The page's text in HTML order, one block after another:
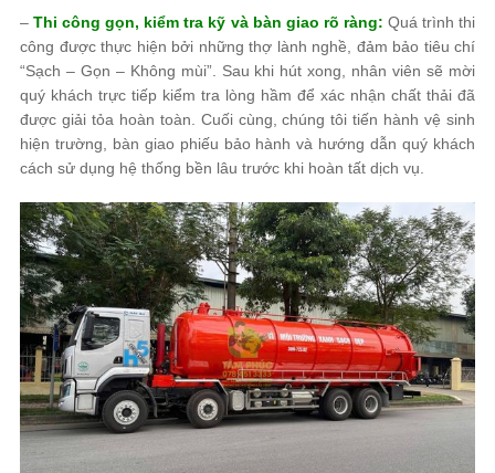
–Thi công gọn, kiểm tra kỹ và bàn giao rõ ràng: Quá trình thi
công được thực hiện bởi những thợ lành nghề, đảm bảo tiêu chí
“Sạch – Gọn – Không mùi”. Sau khi hút xong, nhân viên sẽ mời
quý khách trực tiếp kiểm tra lòng hầm để xác nhận chất thải đã
được giải tỏa hoàn toàn. Cuối cùng, chúng tôi tiến hành vệ sinh
hiện trường, bàn giao phiếu bảo hành và hướng dẫn quý khách
cách sử dụng hệ thống bền lâu trước khi hoàn tất dịch vụ.